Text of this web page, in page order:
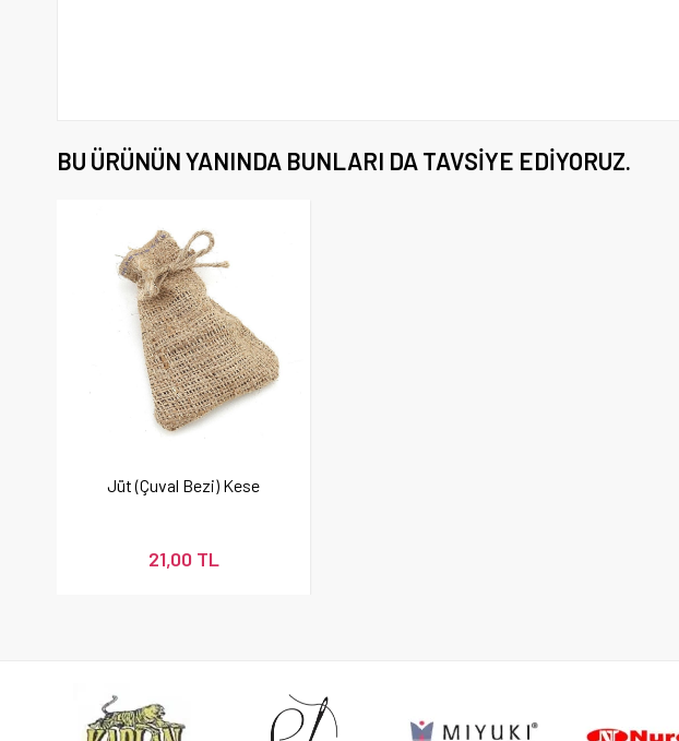
BU ÜRÜNÜN YANINDA BUNLARI DA TAVSIYE EDIYORUZ.
Jüt (Çuval Bezi) Kese
21,00 TL